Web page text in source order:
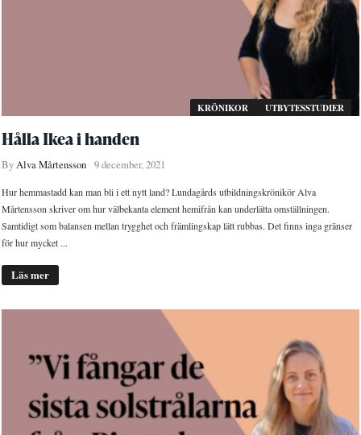
KRÖNIKOR UTBYTESSTUDIER
Hålla Ikea i handen
ByAlva Mårtensson 9 december, 2021
Hur hemmastadd kan man bli i ett nytt land? Lundagårds utbildningskrönikör Alva
Mårtensson skriver om hur välbekanta element hemifrån kan underlätta omställningen.
Samtidigt som balansen mellan trygghet och främlingskap lätt rubbas. Det finns inga gränser
för hur mycket ...
Läs mer